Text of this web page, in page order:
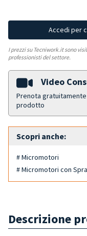
Accedi per
I prezzi su Tecniwork.it sono
professionisti del settore.
Video
Prenota
prodotto
Scopri anche:
# Micromotori
# Micromotori con
Descrizione